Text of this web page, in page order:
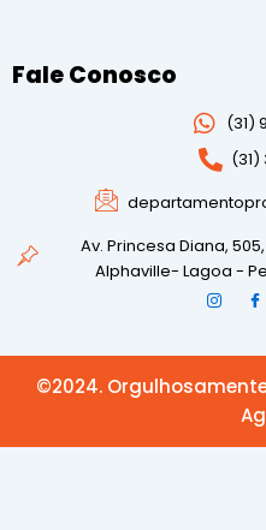
Fale Conosco
(31)
(31)
Av. Princesa Diana,
Alphaville- Lagoa -
©2024.